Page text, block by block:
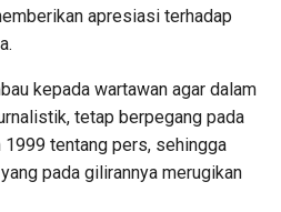
apresiasi terhadap
kepada wartawan agar dalam
tetap berpegang pada
1999 tentang pers, sehingga
pada gilirannya merugikan